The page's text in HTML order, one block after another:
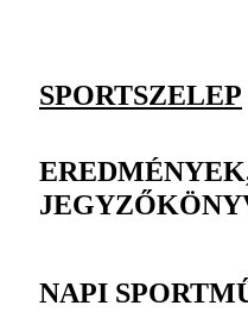
SPORTSZELEP
NAPI